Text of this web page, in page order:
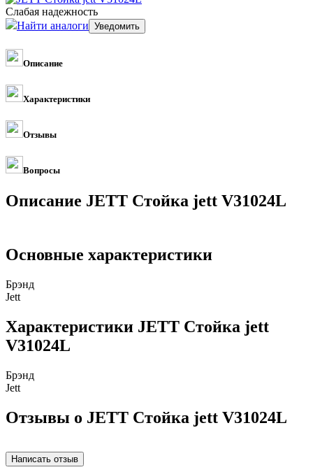
Слабая надежность
Найти аналоги
Описание
Характеристики
Отзывы
Вопросы
Описание JETT Стойка jett V31024L
Основные характеристики
Брэнд
Jett
Характеристики JETT Стойка jett
V31024L
Брэнд
Jett
Отзывы о JETT Стойка jett V31024L